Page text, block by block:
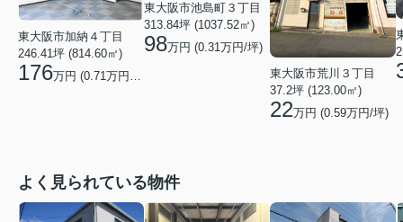
東大阪市加納４丁目
246.41坪 (814.60㎡)
176万円 (0.71万円/坪)
東大阪市池島町３丁目
313.84坪 (1037.52㎡)
98万円 (0.31万円/坪)
東大阪市荒川３丁目
37.2坪 (123.00㎡)
22万円 (0.59万円/坪)
よく見られている物件